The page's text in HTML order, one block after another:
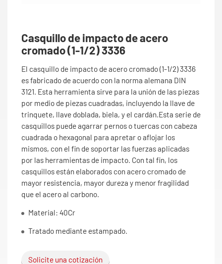
Casquillo de impacto de acero
cromado (1-1/2) 3336
El casquillo de impacto de acero cromado (1-1/2) 3336
es fabricado de acuerdo con la norma alemana DIN
3121. Esta herramienta sirve para la unión de las piezas
por medio de piezas cuadradas, incluyendo la llave de
trinquete, llave doblada, biela, y el cardán.Esta serie de
casquillos puede agarrar pernos o tuercas con cabeza
cuadrada o hexagonal para apretar o aflojar los
mismos, con el fin de soportar las fuerzas aplicadas
por las herramientas de impacto. Con tal fin, los
casquillos están elaborados con acero cromado de
mayor resistencia, mayor dureza y menor fragilidad
que el acero al carbono.
Material: 40Cr
Tratado mediante estampado.
Solicite una cotización